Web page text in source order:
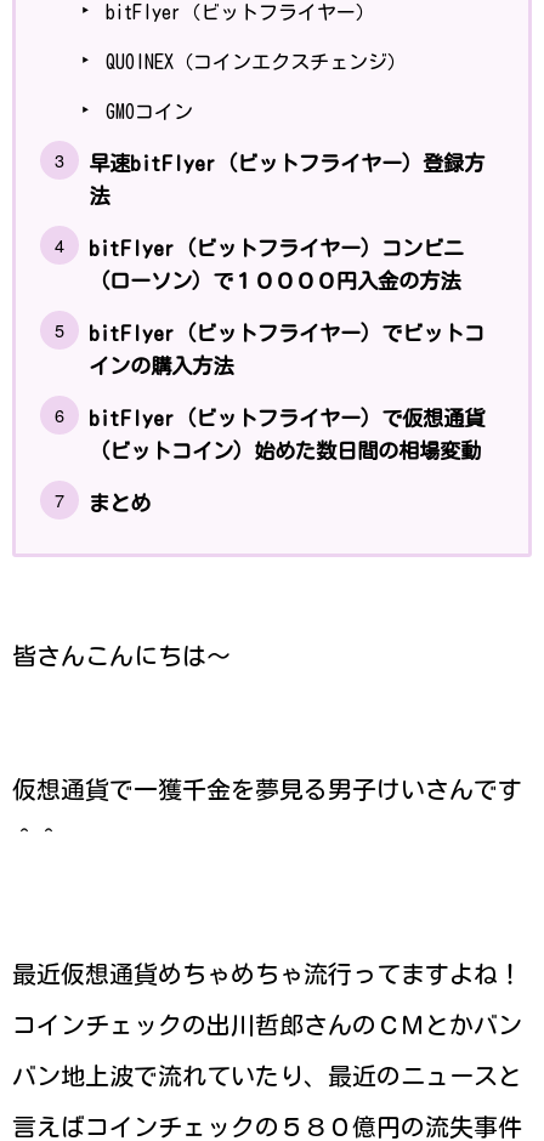
bitFlyer（ビットフライヤー）
QUOINEX（コインエクスチェンジ）
GMOコイン
早速bitFlyer（ビットフライヤー）登録方
法
bitFlyer（ビットフライヤー）コンビニ
（ローソン）で１００００円入金の方法
bitFlyer（ビットフライヤー）でビットコ
インの購入方法
bitFlyer（ビットフライヤー）で仮想通貨
（ビットコイン）始めた数日間の相場変動
まとめ
皆さんこんにちは～
仮想通貨で一獲千金を夢見る男子けいさんです
最近仮想通貨めちゃめちゃ流行ってますよね！
コインチェックの出川哲郎さんのＣＭとかバン
バン地上波で流れていたり、最近のニュースと
言えばコインチェックの５８０億円の流失事件